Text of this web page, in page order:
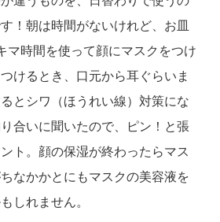
！朝は時間がないけれど、お皿
マ時間を使って顔にマスクをつけ
けるとき、口元から耳ぐらいま
とシワ（ほうれい線）対策にな
合いに聞いたので、ピン！と張
ト。顔の保湿が終わったらマス
なかかとにもマスクの美容液を
しれません。